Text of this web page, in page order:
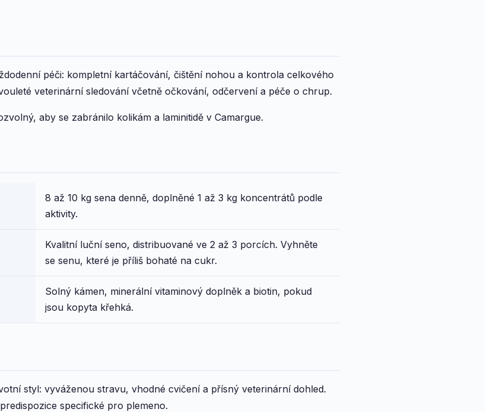
péči: kompletní kartáčování, čištění nohou a kontrola celkového
veterinární sledování včetně očkování, odčervení a péče o chrup.
aby se zabránilo kolikám a laminitidě v Camargue.
8 až 10 kg sena denně, doplněné 1 až 3 kg koncentrátů podle
aktivity.
Kvalitní luční seno, distribuované ve 2 až 3 porcích. Vyhněte
se senu, které je příliš bohaté na cukr.
Solný kámen, minerální vitaminový doplněk a biotin, pokud
jsou kopyta křehká.
styl: vyváženou stravu, vhodné cvičení a přísný veterinární dohled.
specifické pro plemeno.